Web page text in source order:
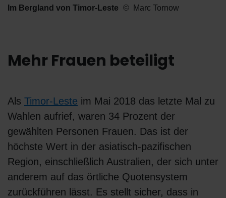
Im Bergland von Timor-Leste Marc Tornow
Mehr Frauen beteiligt
Als Timor-Leste im Mai 2018 das letzte Mal zu
Wahlen aufrief, waren 34 Prozent der
gewählten Personen Frauen. Das ist der
höchste Wert in der asiatisch-pazifischen
Region, einschließlich Australien, der sich unter
anderem auf das örtliche Quotensystem
zurückführen lässt. Es stellt sicher, dass in